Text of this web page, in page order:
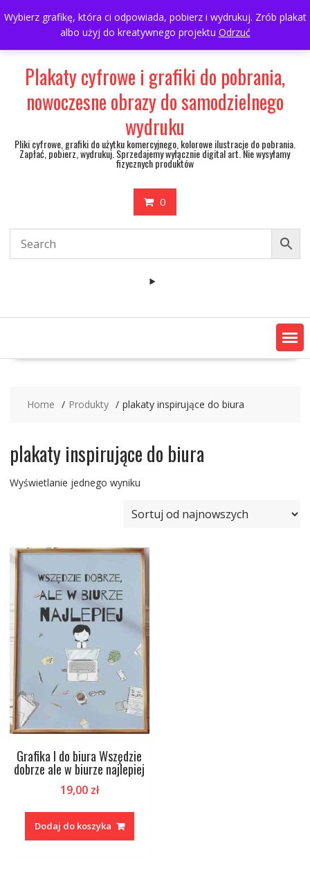
Wybierz grafikę, która ci odpowiada, pobierz i wydrukuj. Zrób plakat
albo użyj do kreatywnego projektu Odrzuć
to
697063361
walulik@gmail.com
My Account
Plakaty cyfrowe i grafiki do pobrania,
nowoczesne obrazy do samodzielnego
wydruku
Pliki cyfrowe, grafiki do użytku komercyjnego, kolorowe ilustracje do pobrania.
Zapłać, pobierz, wydrukuj. Sprzedajemy wyłącznie digital art. Nie wysyłamy
fizycznych produktów
0
Home Produkty plakaty inspirujące do biura
plakaty inspirujące do biura
Wyświetlanie jednego wyniku
Grafika I do biura Wszędzie
dobrze ale w biurze najlepiej
19,00 zł
Dodaj do koszyka